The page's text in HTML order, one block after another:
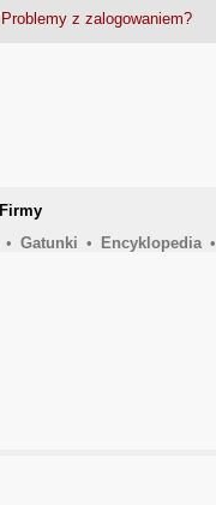
Problemy z zalogowaniem?
Firmy
• Gatunki • Encyklopedia •